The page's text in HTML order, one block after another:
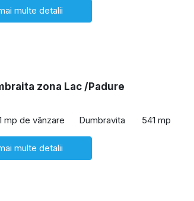
multe detalii
zona Lac /Padure
mp de vânzare Dumbravita 541 mp
multe detalii